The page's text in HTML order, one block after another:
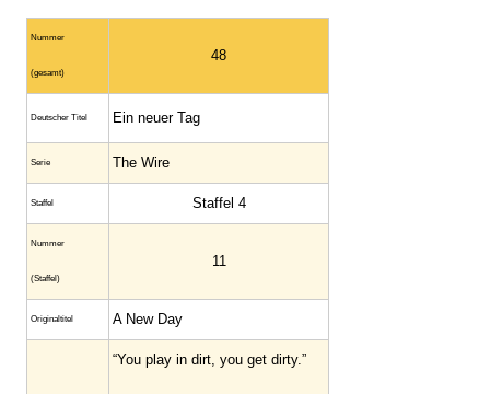
Nummer
(gesamt)
48
Deutscher Titel Ein neuer Tag
Serie The Wire
Staffel Staffel 4
Nummer
(Staffel)
11
Originaltitel A New Day
“You play in dirt, you get dirty.”